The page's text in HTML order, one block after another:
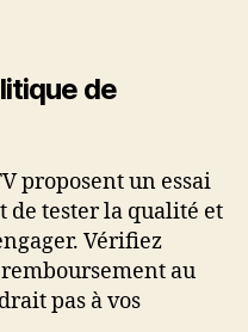
de
proposent un essai
de tester la qualité et
Vérifiez
au
pas à vos